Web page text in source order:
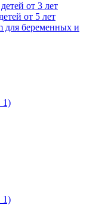
от 3 лет
от 5 лет
для беременных и
1)
1)